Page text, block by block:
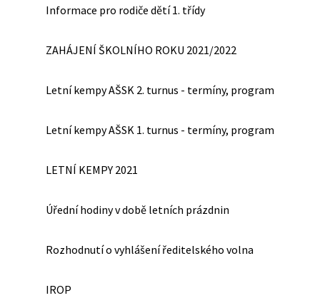
Informace pro rodiče dětí 1. třídy
ZAHÁJENÍ ŠKOLNÍHO ROKU 2021/2022
Letní kempy AŠSK 2. turnus - termíny, program
Letní kempy AŠSK 1. turnus - termíny, program
LETNÍ KEMPY 2021
Úřední hodiny v době letních prázdnin
Rozhodnutí o vyhlášení ředitelského volna
IROP